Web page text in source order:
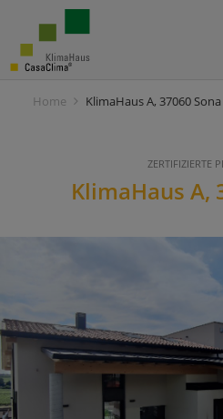
Home KlimaHaus A, 37060 Sona
ZERTIFIZIERTE
KlimaHaus A,